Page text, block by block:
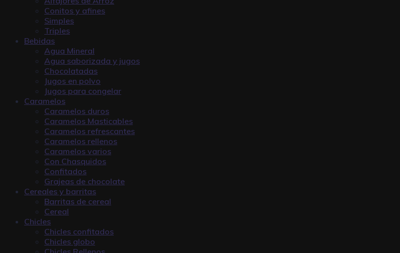
Conitos y afines
Simples
Triples
Bebidas
Agua Mineral
Agua saborizada y jugos
Chocolatadas
Jugos en polvo
Jugos para congelar
Caramelos
Caramelos duros
Caramelos Masticables
Caramelos refrescantes
Caramelos rellenos
Caramelos varios
Con Chasquidos
Confitados
Grajeas de chocolate
Cereales y barritas
Barritas de cereal
Cereal
Chicles
Chicles confitados
Chicles globo